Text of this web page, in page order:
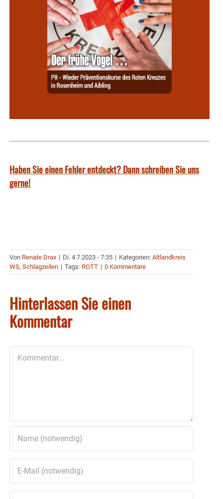
Haben Sie einen Fehler entdeckt? Dann schreiben Sie uns
gerne!
Von Renate Drax | Di. 4.7.2023 - 7:35 | Kategorien: Altlandkreis
WS, Schlagzeilen | Tags: ROTT | 0 Kommentare
Hinterlassen Sie einen
Kommentar